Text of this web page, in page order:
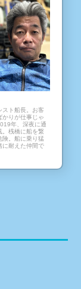
スト船長。お客
かりが仕事じゃ
年、深夜に通
。桟橋に船を繋
険。船に乗り猛
に耐えた仲間で